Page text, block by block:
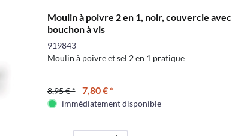
Moulin à poivre 2 en 1, noir, couvercle avec
bouchon à vis
919843
Moulin à poivre et sel 2 en 1 pratique
8,95 € * 7,80 € *
immédiatement disponible